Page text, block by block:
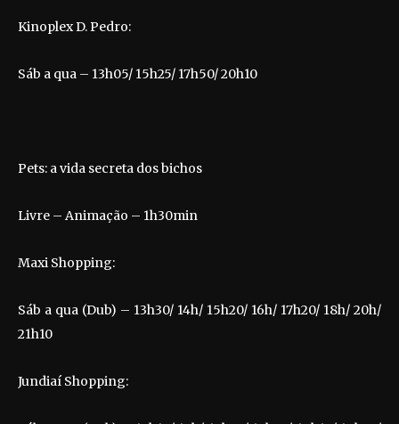
Kinoplex D. Pedro:
Sáb a qua – 13h05/ 15h25/ 17h50/ 20h10
Pets: a vida secreta dos bichos
Livre – Animação – 1h30min
Maxi Shopping:
Sáb a qua (Dub) – 13h30/ 14h/ 15h20/ 16h/ 17h20/ 18h/ 20h/
21h10
Jundiaí Shopping: